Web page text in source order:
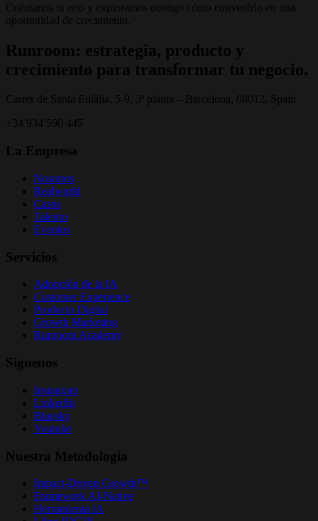
Cuéntanos tu reto y exploramos contigo cómo convertirlo en una
oportunidad de crecimiento.
Runroom: estrategia, producto y
crecimiento para transformar tu negocio.
Carrer de Santa Eulàlia, 5-9, 3ª planta – Barcelona, 08012, Spain
+34 934 590 445
La Empresa
Nosotros
Realworld
Casos
Talento
Eventos
Servicios
Adopción de la IA
Customer Experience
Producto Digital
Growth Marketing
Runroom Academy
Síguenos
Instagram
LinkedIn
Bluesky
Youtube
Nuestra Metodología
Impact-Driven Growth™
Framework AI-Native
Herramienta IA